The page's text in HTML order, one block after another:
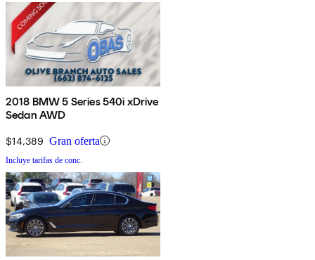
2018 BMW 5 Series 540i xDrive
Sedan AWD
$14,389 Gran oferta
Incluye tarifas de conc.